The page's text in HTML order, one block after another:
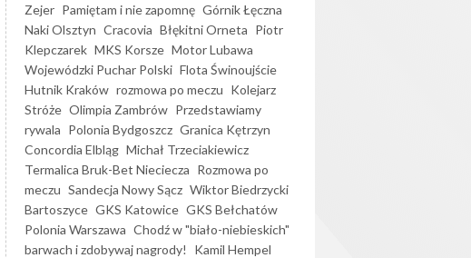
Zejer Pamiętam i nie zapomnę Górnik Łęczna
Naki Olsztyn Cracovia Błękitni Orneta Piotr
Klepczarek MKS Korsze Motor Lubawa
Wojewódzki Puchar Polski Flota Świnoujście
Hutnik Kraków rozmowa po meczu Kolejarz
Stróże Olimpia Zambrów Przedstawiamy
rywala Polonia Bydgoszcz Granica Kętrzyn
Concordia Elbląg Michał Trzeciakiewicz
Termalica Bruk-Bet Nieciecza Rozmowa po
meczu Sandecja Nowy Sącz Wiktor Biedrzycki
Bartoszyce GKS Katowice GKS Bełchatów
Polonia Warszawa Chodź w "biało-niebieskich"
barwach i zdobywaj nagrody!
Kamil Hempel